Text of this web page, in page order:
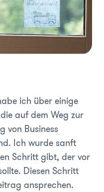
ich über einige
auf dem Weg zur
von Business
Ich wurde sanft
Schritt gibt, der vor
Diesen Schritt
ansprechen.